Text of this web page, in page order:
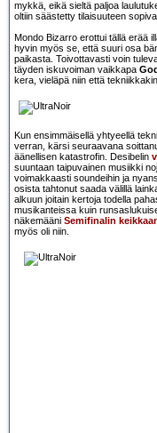
mykkä, eikä sieltä paljoa
oltiin säästetty tilaisuuteen sopiva
Mondo Bizarro erottui tällä erää
hyvin myös se, että suuri osa
paikasta. Toivottavasti voin
täyden iskuvoiman vaikkapa
kera, vieläpä niin että
Kun ensimmäisellä yhtyeellä
verran, kärsi seuraavana
äänellisen katastrofin. Desibelin
suuntaan taipuvainen musiikki
voimakkaasti soundeihin ja
osista tahtonut saada välillä
alkuun joitain kertoja todella
musikanteissa kuin
näkemääni Semifinalin
myös oli niin.